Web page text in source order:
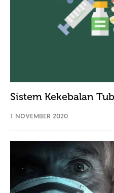
Sistem Kekebalan
1 NOVEMBER 2020